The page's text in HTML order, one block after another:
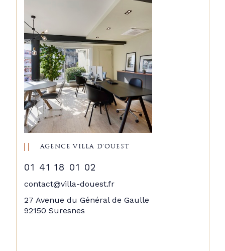
AGENCE VILLA D'OUEST
01 41 18 01 02
contact@villa-douest.fr
27 Avenue du Général de Gaulle
92150 Suresnes